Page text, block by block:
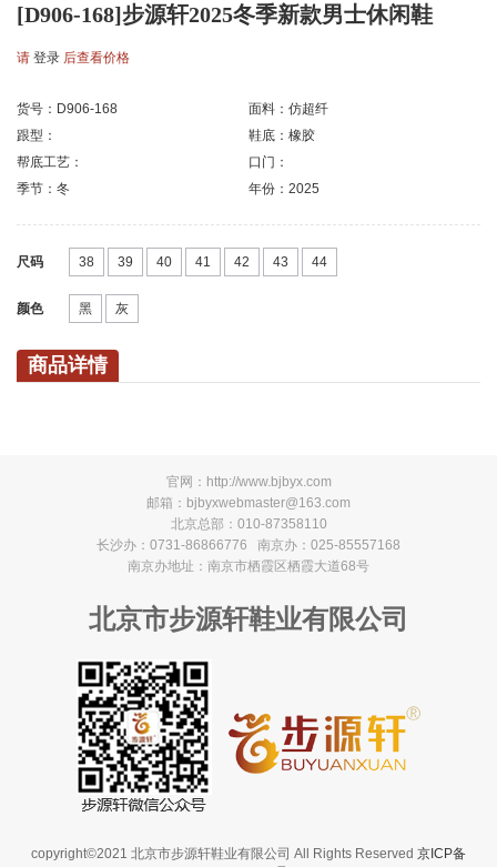
[D906-168]步源轩2025冬季新款男士休闲鞋
请 登录 后查看价格
货号：D906-168
面料：仿超纤
跟型：
鞋底：橡胶
帮底工艺：
口门：
季节：冬
年份：2025
尺码 38 39 40 41 42 43 44
颜色 黑 灰
商品详情
官网： http://www.bjbyx.com
邮箱：bjbyxwebmaster@163.com
北京总部：010-87358110
长沙办：0731-86866776 南京办：025-85557168
南京办地址：南京市栖霞区栖霞大道68号
北京市步源轩鞋业有限公司
copyright©2021 北京市步源轩鞋业有限公司 All Rights Reserved 京ICP备